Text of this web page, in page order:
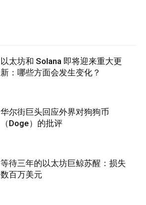
以太坊和 Solana 即将迎来重大更
新：哪些方面会发生变化？
华尔街巨头回应外界对狗狗币
（Doge）的批评
等待三年的以太坊巨鲸苏醒：损失
数百万美元